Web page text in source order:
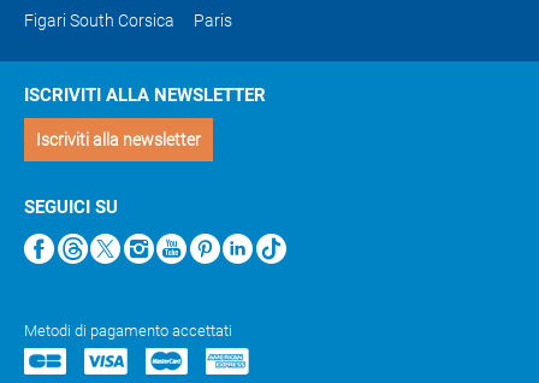
Figari South Corsica
Paris
ISCRIVITI ALLA NEWSLETTER
Iscriviti alla newsletter
SEGUICI SU
Metodi di pagamento accettati